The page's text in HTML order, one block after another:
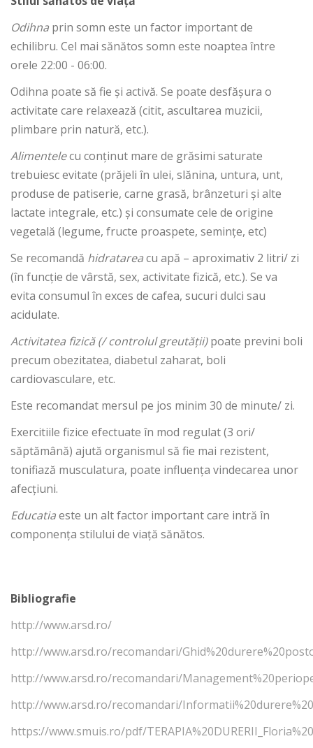
Odihna prin somn este un factor important de
echilibru. Cel mai sănătos somn este noaptea între
orele 22:00 - 06:00.
Odihna poate să fie și activă. Se poate desfășura o
activitate care relaxează (citit, ascultarea muzicii,
plimbare prin natură, etc.).
Alimentelecu conținut mare de grăsimi saturate
trebuiesc evitate (prăjeli în ulei, slănina, untura, unt,
produse de patiserie, carne grasă, brânzeturi și alte
lactate integrale, etc.) și consumate cele de origine
vegetală (legume, fructe proaspete, semințe, etc)
Se recomandă hidratareacu apă – aproximativ 2 litri/ zi
(în funcție de vârstă, sex, activitate fizică, etc.). Se va
evita consumul în exces de cafea, sucuri dulci sau
acidulate.
Activitatea fizică (/ controlul greutății)poate previni boli
precum obezitatea, diabetul zaharat, boli
cardiovasculare, etc.
Este recomandat mersul pe jos minim 30 de minute/ zi.
Exercitiile fizice efectuate în mod regulat (3 ori/
săptămână) ajută organismul să fie mai rezistent,
tonifiază musculatura, poate influența vindecarea unor
afecțiuni.
Educatiaeste un alt factor important care intră în
componența stilului de viață sănătos.
Bibliografie
http://www.arsd.ro/
http://www.arsd.ro/recomandari/
http://www.arsd.ro/recomandari/
http://www.arsd.ro/recomandari/
https://www.smuis.ro/pdf/